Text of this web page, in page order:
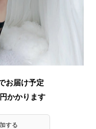
お届け予定
円かかります
する